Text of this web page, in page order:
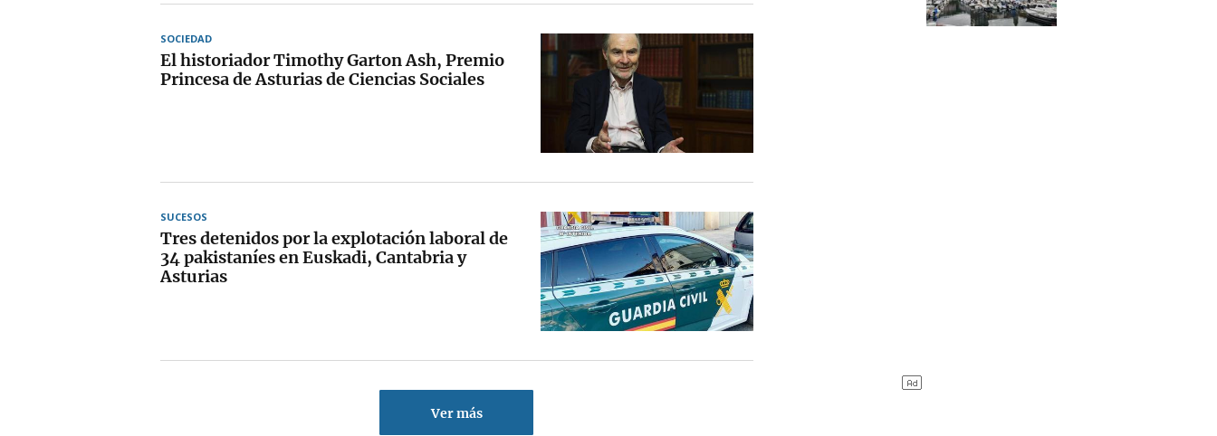
SOCIEDAD
El historiador Timothy Garton Ash, Premio
Princesa de Asturias de Ciencias Sociales
SUCESOS
Tres detenidos por la explotación laboral de
34 pakistaníes en Euskadi, Cantabria y
Asturias
Ver más